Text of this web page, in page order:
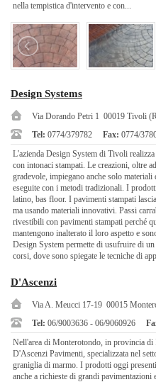
nella tempistica d'intervento e con...
Design Systems
Via Dorando Petri 1 00019 Tivoli
Tel: 0774/379782 Fax: 0774/
L'azienda Design System di Tivoli
con intonaci stampati. Le creazioni, oltre
gradevole, impiegano anche solo
eseguite con i metodi tradizionali. I
latino, bas floor. I pavimenti stampati
ma usando materiali innovativi. Passi
rivestibili con pavimenti stampati perché
mantengono inalterato il loro aspetto e
Design System permette di usufruire di
corsi, dove sono spiegate le tecniche di
D'Ascenzi
Via A. Meucci 17-19 00015
Tel: 06/9003636 - 06/9060926
Nell'area di Monterotondo, in provincia di
D'Ascenzi Pavimenti, specializzata nel
graniglia di marmo. I prodotti oggi
anche a richieste di grandi pavimentazioni